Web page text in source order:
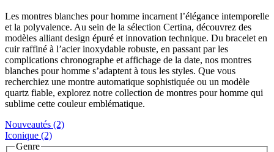
Les montres blanches pour homme incarnent l’élégance intemporelle
et la polyvalence. Au sein de la sélection Certina, découvrez des
modèles alliant design épuré et innovation technique. Du bracelet en
cuir raffiné à l’acier inoxydable robuste, en passant par les
complications chronographe et affichage de la date, nos montres
blanches pour homme s’adaptent à tous les styles. Que vous
recherchiez une montre automatique sophistiquée ou un modèle
quartz fiable, explorez notre collection de montres pour homme qui
sublime cette couleur emblématique.
Nouveautés (2)
Iconique (2)
Genre